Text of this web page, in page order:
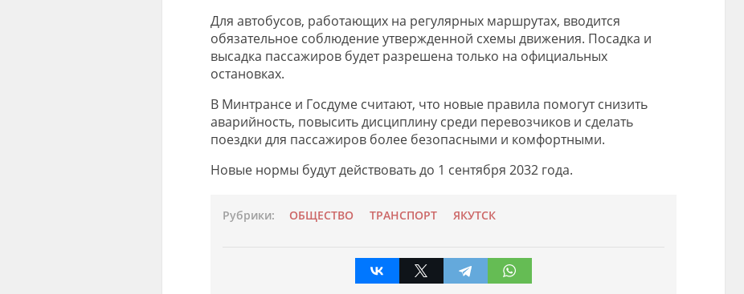
Для автобусов, работающих на регулярных маршрутах, вводится
обязательное соблюдение утвержденной схемы движения. Посадка и
высадка пассажиров будет разрешена только на официальных
остановках.
В Минтрансе и Госдуме считают, что новые правила помогут снизить
аварийность, повысить дисциплину среди перевозчиков и сделать
поездки для пассажиров более безопасными и комфортными.
Новые нормы будут действовать до 1 сентября 2032 года.
Рубрики: ОБЩЕСТВО ТРАНСПОРТ ЯКУТСК